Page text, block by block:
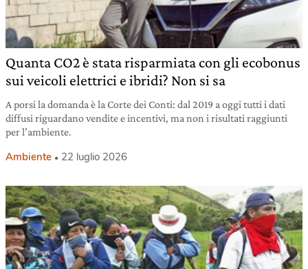
Quanta CO2 è stata risparmiata con gli ecobonus
sui veicoli elettrici e ibridi? Non si sa
A porsi la domanda è la Corte dei Conti: dal 2019 a oggi tutti i dati
diffusi riguardano vendite e incentivi, ma non i risultati raggiunti
per l’ambiente.
Ambiente 22 luglio 2026